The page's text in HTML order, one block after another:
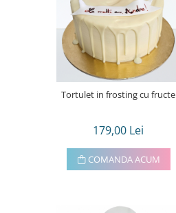
Tortulet in frosting cu fructe
179,00 Lei
COMANDA ACUM